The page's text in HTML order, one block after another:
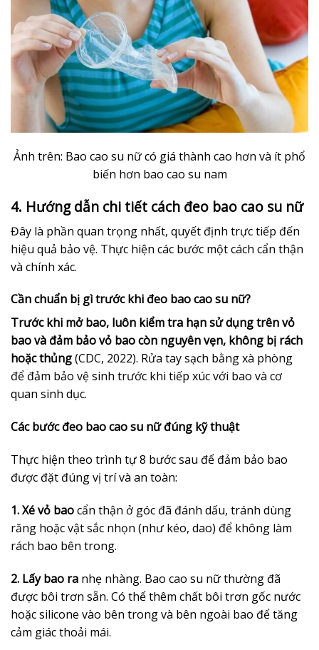
Ảnh trên: Bao cao su nữ có giá thành cao hơn và ít phổ
biến hơn bao cao su nam
4. Hướng dẫn chi tiết cách đeo bao cao su nữ
Đây là phần quan trọng nhất, quyết định trực tiếp đến
hiệu quả bảo vệ. Thực hiện các bước một cách cẩn thận
và chính xác.
Cần chuẩn bị gì trước khi đeo bao cao su nữ?
Trước khi mở bao, luôn kiểm tra hạn sử dụng trên vỏ
bao và đảm bảo vỏ bao còn nguyên vẹn, không bị rách
hoặc thủng(CDC, 2022). Rửa tay sạch bằng xà phòng
để đảm bảo vệ sinh trước khi tiếp xúc với bao và cơ
quan sinh dục.
Các bước đeo bao cao su nữ đúng kỹ thuật
Thực hiện theo trình tự 8 bước sau để đảm bảo bao
được đặt đúng vị trí và an toàn:
1. Xé vỏ baocẩn thận ở góc đã đánh dấu, tránh dùng
răng hoặc vật sắc nhọn (như kéo, dao) để không làm
rách bao bên trong.
2. Lấy bao ra nhẹ nhàng. Bao cao su nữ thường đã
được bôi trơn sẵn. Có thể thêm chất bôi trơn gốc nước
hoặc silicone vào bên trong và bên ngoài bao để tăng
cảm giác thoải mái.